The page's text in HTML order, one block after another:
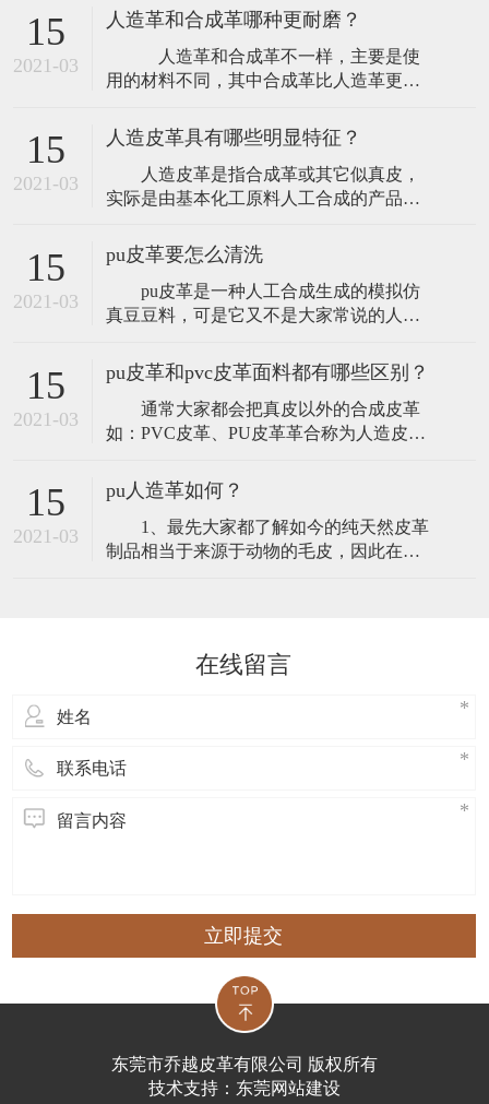
其优异的耐磨性能，优异的耐寒、透气、
耐老化性能，所以被国内外大牌皮具设计
师所推崇和青睐。 人工制革产业化生
产已有几十年历史，随着各种新材料的不
机织
15
2021-03
人造革和合成革哪种更耐磨？
人造革和合成革不一样，主要是使
用的材料不同，其中合成革比人造革更耐
热可塑性高分子，可通过对原料、制程的
调整而产生不同特性。近几年来，我国无
论是PVC人造革工业还是PU合成革工业，
无论是产量还是质量方面，都有了显著的
熟了
15
2021-03
人造皮革具有哪些明显特征？
人造皮革是指合成革或其它似真皮，
实际是由基本化工原料人工合成的产品。
人造材料的总称。它是在纺织布基或无纺
布基上，由各种不同配方的 PVC 和 PU 等
发泡或覆膜加工制作而成，可以根据不同
强度、耐磨度、耐寒度和色彩、光泽、花
15
2021-03
pu皮革要怎么清洗
pu皮革是一种人工合成生成的模拟仿
真豆豆料，可是它又不是大家常说的人造
剂，来做到绵软的目地，其自身就会有绵
软的特点，因此 把它放到车用汽油中泡浸
半小时之上，它還是绵软的，而不容易像
人造革由于表面涂了增粘剂而发硬变脆。
15
2021-03
pu皮革和pvc皮革面料都有哪些区别？
通常大家都会把真皮以外的合成皮革
如：PVC皮革、PU皮革革合称为人造皮革
乙烯（塑料中的一类），但这二种皮革的
生产制造加工工艺却有所不同。 PVC
皮革革在生产制造流程中需先将再生塑料
热融搅匀成稠状，符合规定的薄厚均匀分
15
2021-03
pu人造革如何？
1、最先大家都了解如今的纯天然皮革
制品相当于来源于动物的毛皮，因此在国
钱; 2、现阶段大家的人造革的技术性大部
在线留言
立即提交
东莞市乔越皮革有限公司 版权所有
技术支持： 东莞网站建设​